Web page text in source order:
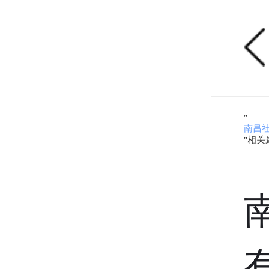
"
南昌
"相关